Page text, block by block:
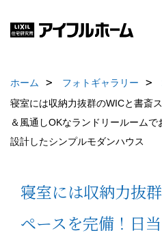
ホーム フォトギャラリー
寝室には収納力抜群のWICと書斎
＆風通しOKなランドリールーム
設計したシンプルモダンハウス
寝室には収納力抜
ペースを完備！日